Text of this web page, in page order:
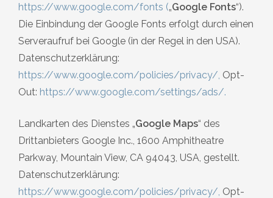
https://www.google.com/fonts („Google Fonts“).
Die Einbindung der Google Fonts erfolgt durch einen
Serveraufruf bei Google (in der Regel in den USA).
Datenschutzerklärung:
https://www.google.com/policies/privacy/, Opt-
Out: https://www.google.com/settings/ads/.
Landkarten des Dienstes „Google Maps“ des
Drittanbieters Google Inc., 1600 Amphitheatre
Parkway, Mountain View, CA 94043, USA, gestellt.
Datenschutzerklärung:
https://www.google.com/policies/privacy/, Opt-